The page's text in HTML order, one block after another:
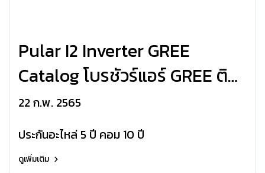
Pular I2 Inverter GREE
Catalog โบรชัวร์แอร์ GREE ติด
ผนัง Pular I2 Inverter R32
Update 2022
22 ก.พ. 2565
ประกันอะไหล่ 5 ปี คอม 10 ปี
ดูเพิ่มเติม